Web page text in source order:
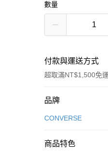
數量
付款與運送方式
超取滿NT$1,500免運
付款方式
信用卡一次付款
品牌
CONVERSE
商品特色